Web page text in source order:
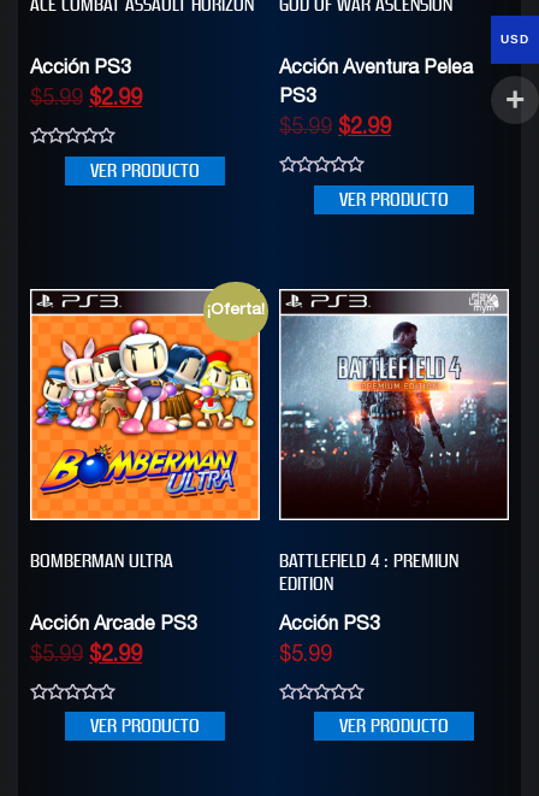
Acción PS3
$5.99 $2.99
VER PRODUCTO
Acción Aventura Pelea
PS3
$5.99 $2.99
VER PRODUCTO
¡Oferta!
BOMBERMAN ULTRA
Acción Arcade PS3
$5.99 $2.99
VER PRODUCTO
BATTLEFIELD 4 : PREMIUN
EDITION
Acción PS3
$5.99
VER PRODUCTO
USD